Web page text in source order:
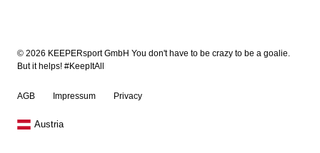
© 2026 KEEPERsport GmbH You don't have to be crazy to be a goalie.
But it helps! #KeepItAll
AGB Impressum Privacy
Austria